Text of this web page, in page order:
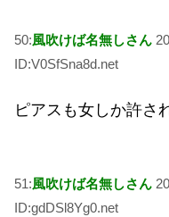
50:風吹けば名無しさん
ID:V0SfSna8d.net
ピアスも女しか許さ
51:風吹けば名無しさん
ID:gdDSl8Yg0.net